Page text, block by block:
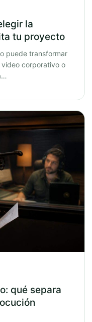
la
tu proyecto
puede transformar
corporativo o
qué separa